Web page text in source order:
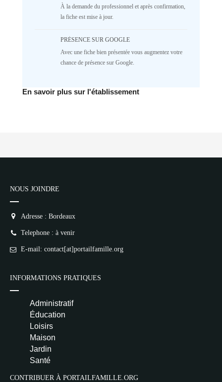
Deprecated: implode(): Passing null to
parameter #1 ($separator) of type
/home/lepetitbz/portailfamille.org/lib/Cake/View/
1687
5 4 3
2
👍 Satisfaction
parameter #1 ($separator) of type
array|string is deprecated in
on line1687
Avis
Email (facultatif)
À la demande du professionnel et après confirmation,
la fiche est mise à jour.
PRÉSENCE SUR GOOGLE
Avec une fiche bien présentée vous augmentez votre
chance de présence sur Google.
En savoir plus sur l'établissement
NOUS JOINDRE
Adresse : Bordeaux
Telephone : à venir
E-mail: contact[at]portailfamille.org
INFORMATIONS PRATIQUES
Administratif
Éducation
Loisirs
Maison
Jardin
Santé
CONTRIBUER À PORTAILFAMILLE.ORG